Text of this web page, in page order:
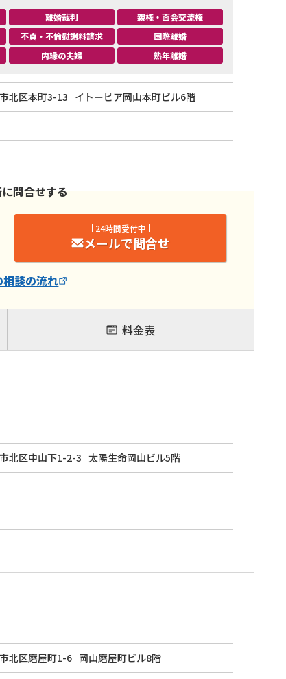
離婚裁判
親権・面会交流権
不貞・不倫慰謝料請求
国際離婚
内縁の夫婦 熟年離婚
北区本町3-13 イトーピア岡山本町ビル6階
問合せする
24時間受付中
メールで問合せ
相談の流れ
料金表
北区中山下1-2-3 太陽生命岡山ビル5階
北区磨屋町1-6 岡山磨屋町ビル8階